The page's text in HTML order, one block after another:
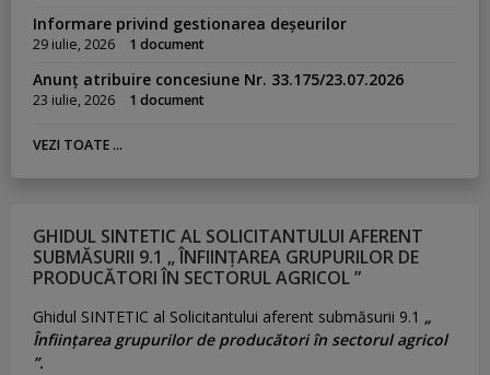
Informare privind gestionarea deșeurilor
29 iulie, 2026 1 document
Anunț atribuire concesiune Nr. 33.175/23.07.2026
23 iulie, 2026 1 document
VEZI TOATE ...
GHIDUL SINTETIC AL SOLICITANTULUI AFERENT
SUBMĂSURII 9.1 „ ÎNFIINȚAREA GRUPURILOR DE
PRODUCĂTORI ÎN SECTORUL AGRICOL ”
Ghidul SINTETIC al Solicitantului aferent submăsurii 9.1 „
Înființarea grupurilor de producători în sectorul agricol
”.